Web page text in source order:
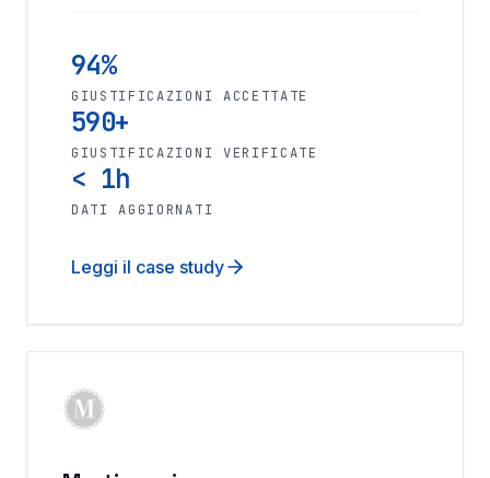
94%
GIUSTIFICAZIONI ACCETTATE
590+
GIUSTIFICAZIONI VERIFICATE
< 1h
DATI AGGIORNATI
Leggi il case study